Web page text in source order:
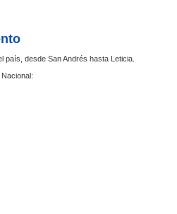
país, desde San Andrés hasta Leticia.